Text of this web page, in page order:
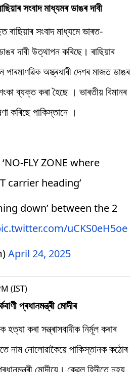
সংবাদ মাধ্যমৰ ডাঙৰ দাবী
সংবাদ মাধ্যমে ভাৰত-
দাবী উত্থাপন কৰিছে। ৰাছিয়াৰ
অস্ত্ৰধাৰী দেশৰ মাজত ডাঙৰ
ব্যক্ত কৰা হৈছে । ভাৰতীয় বিমানৰ
কৰিছে পাকিস্তানে ।
FLY ZONE where
carrier heading’
down’ between the 2
uCKS0eH5oe
April 24, 2025
(IST)
প্ৰধানমন্ত্ৰী মোদীৰ
কৰা সন্ত্ৰাসবাদীক নিৰ্মূল কৰাৰ
নাম নোলোৱাকৈয়ে পাকিস্তানক কঠোৰ
মোদীয়ে। কেৱল হিন্দীতে নহয়